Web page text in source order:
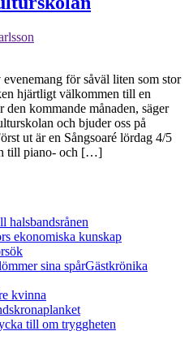
för såväl liten som stor
hjärtligt välkommen till en
kommande månaden, säger
och bjuder oss på
ut är en Sångsoaré lördag 4/5
till piano- och […]
halsbandsrånen
ekonomiska kunskap
sina spårGästkrönika
kvinna
planket
till om tryggheten